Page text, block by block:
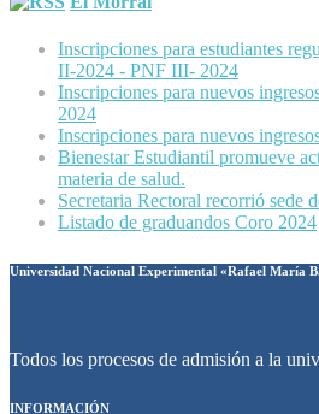
Inscripciones para estudiantes
II-2024 - PNF III- 2024
Inscripciones para nuevos
2024
Inscripciones para nuevos
Bienestar Estudiantil promueve
materia de salud.
Secretaria Rectoral recorrió sede
Listado de graduandos Coro 2024
Universidad Nacional Experimental «Rafael María
Todos los procesos de admisión a la
INFORMACIÓN